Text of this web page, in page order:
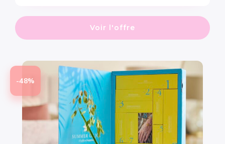
Voir l'offre
-48%